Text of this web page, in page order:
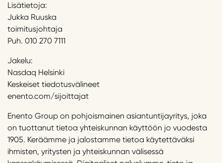
Lisätietoja:
Jukka Ruuska
toimitusjohtaja
Puh. 010 270 7111
Jakelu:
Nasdaq Helsinki
Keskeiset tiedotusvälineet
enento.com/sijoittajat
Enento Group on pohjoismainen asiantuntijayritys, joka
on tuottanut tietoa yhteiskunnan käyttöön jo vuodesta
1905. Keräämme ja jalostamme tietoa käytettäväksi
ihmisten, yritysten ja yhteiskunnan välisessä